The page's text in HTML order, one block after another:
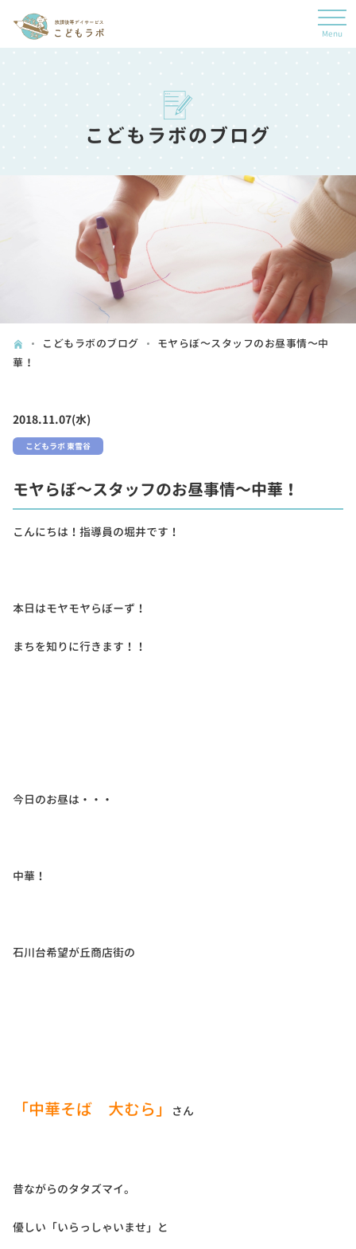
こどもラボのブログ
こどもラボのブログ
モヤらぼ～スタッフのお昼事情～中
華！
2018.11.07(水)
こどもラボ 東雪谷
モヤらぼ～スタッフのお昼事情～中華！
こんにちは！指導員の堀井です！
本日はモヤモヤらぼーず！
まちを知りに行きます！！
今日のお昼は・・・
中華！
石川台希望が丘商店街の
「中華そば 大むら」 さん
昔ながらのタタズマイ。
優しい「いらっしゃいませ」と